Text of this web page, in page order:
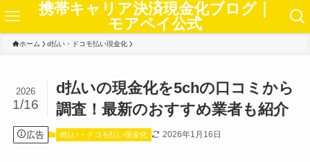
携帯キャリア決済現金化ブログ｜
モアペイ公式
ホーム d払い・ドコモ払い現金化
d払いの現金化を5chの口コミから
調査！最新のおすすめ業者も紹介
2026
1/16
広告 d払い・ドコモ払い現金化 2026年1月16日